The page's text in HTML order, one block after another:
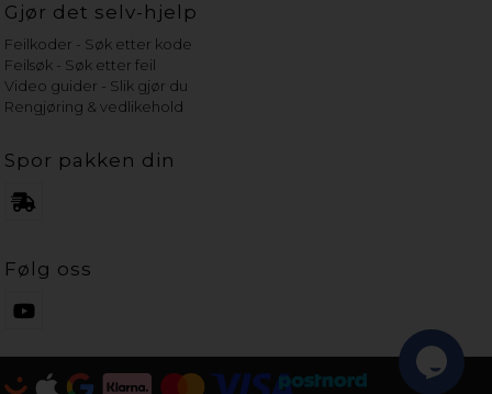
Gjør det selv-hjelp
Feilkoder - Søk etter kode
Feilsøk - Søk etter feil
Video guider - Slik gjør du
Rengjøring & vedlikehold
Spor pakken din
Følg oss